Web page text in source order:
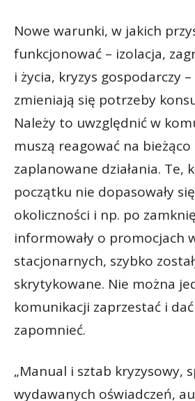
Nowe warunki, w jakich
funkcjonować – izolacja,
i życia, kryzys gospodarczy
zmieniają się potrzeby
Należy to uwzględnić w
muszą reagować na
zaplanowane działania. Te,
początku nie dopasowały
okoliczności i np. po
informowały o promocjach
stacjonarnych, szybko
skrytykowane. Nie można
komunikacji zaprzestać i
zapomnieć.
„Manual i sztab kryzysowy,
wydawanych oświadczeń,